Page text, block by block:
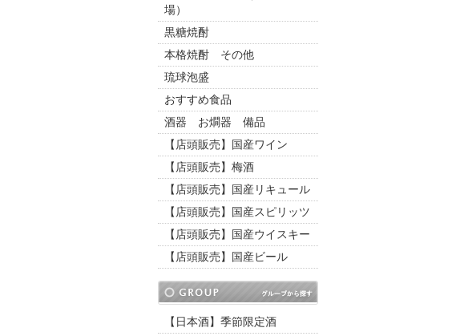
場）
黒糖焼酎
本格焼酎 その他
琉球泡盛
おすすめ食品
酒器 お燗器 備品
【店頭販売】国産ワイン
【店頭販売】梅酒
【店頭販売】国産リキュール
【店頭販売】国産スピリッツ
【店頭販売】国産ウイスキー
【店頭販売】国産ビール
【日本酒】季節限定酒